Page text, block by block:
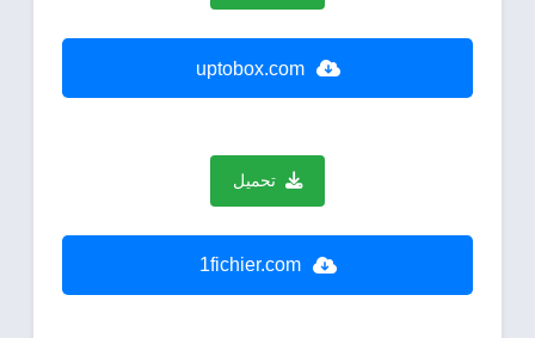
uptobox.com
تحميل
1fichier.com